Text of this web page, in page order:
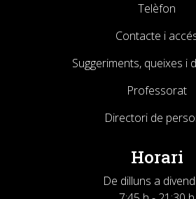
Telèfon
Contacte i
Suggeriments, queixes i
Professorat
Directori de
Horari
De dilluns a